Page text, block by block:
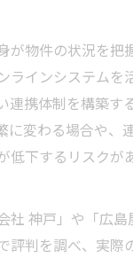
が物件の状況を把
ラインシステムを
連携体制を構築す
に変わる場合や、
低下するリスクが
社 神戸」や「広島
評判を調べ、実際